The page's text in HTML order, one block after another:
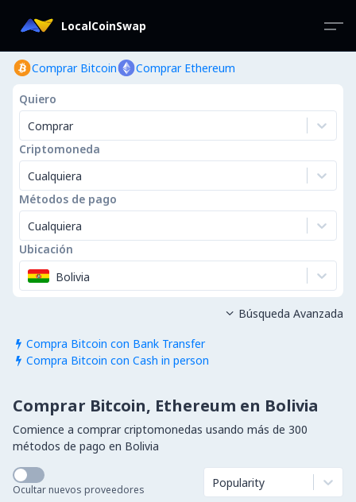
LocalCoinSwap
Comprar Bitcoin Comprar Ethereum
Quiero
Comprar
Criptomoneda
Cualquiera
Métodos de pago
Cualquiera
Ubicación
Bolivia
 Compra Bitcoin con Bank Transfer
 Compra Bitcoin con Cash in person
 Búsqueda Avanzada
Comprar Bitcoin, Ethereum en Bolivia
Comience a comprar criptomonedas usando más de 300
métodos de pago en Bolivia
Ocultar nuevos proveedores Popularity